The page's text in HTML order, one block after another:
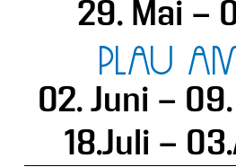
29. Mai -
PLAU
02. Juni -
18.Juli -